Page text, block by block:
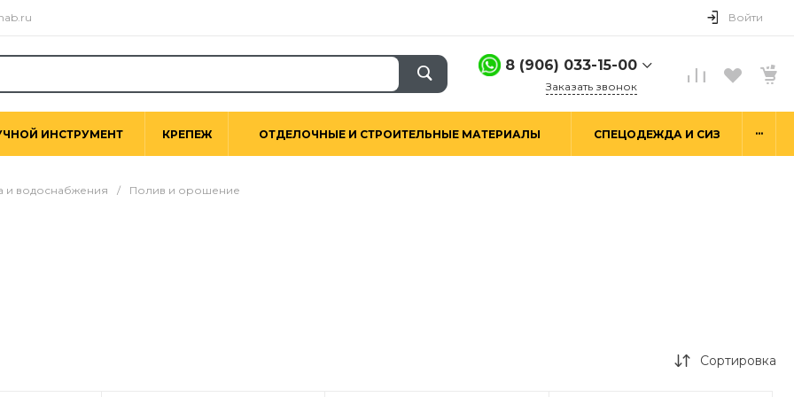
Войти
8 (906) 033-15-00
г. Москва,
Заказать звонок
ИНСТРУМЕНТ КРЕПЕЖ ОТДЕЛОЧНЫЕ И СТРОИТЕЛЬНЫЕ МАТЕРИАЛЫ СПЕЦОДЕЖДА И СИЗ ...
и водоснабжения / Полив и орошение
Сортировка